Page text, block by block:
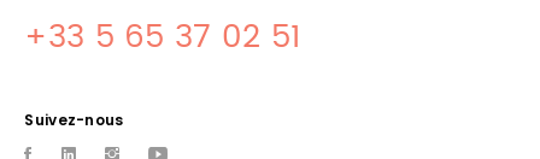
+33 5 65 37 02 51
Suivez-nous